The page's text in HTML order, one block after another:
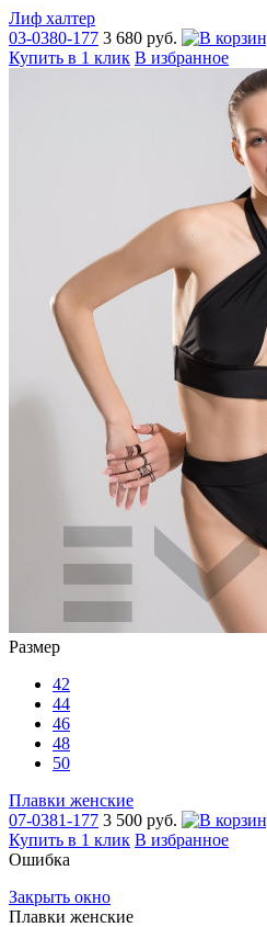
Лиф халтер
03-0380-177 3 680 руб.
Купить в 1 клик В избранное
Размер
42
44
46
48
50
Плавки женские
07-0381-177 3 500 руб.
Купить в 1 клик В избранное
Ошибка
Закрыть окно
Плавки женские